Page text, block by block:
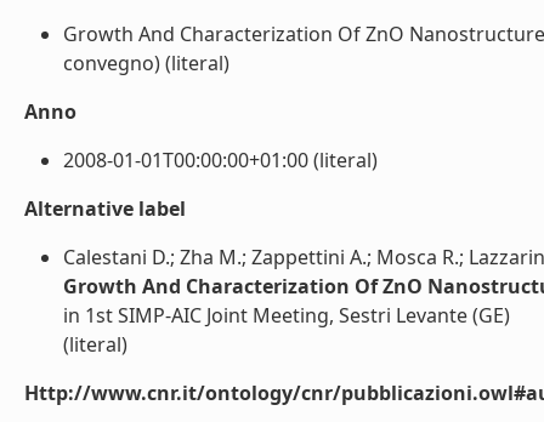
Growth And Characterization Of ZnO
convegno) (literal)
Anno
2008-01-01T00:00:00+01:00 (literal)
Alternative label
Calestani D.; Zha M.; Zappettini A.; Mosca R.;
Growth And Characterization Of ZnO
in 1st SIMP-AIC Joint Meeting, Sestri Levante (GE)
(literal)
Http://www.cnr.it/ontology/cnr/